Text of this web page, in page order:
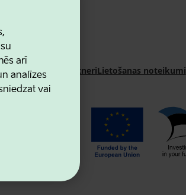
arī
analīzes
vai
Sadarbības partneriLietošanas noteikumi